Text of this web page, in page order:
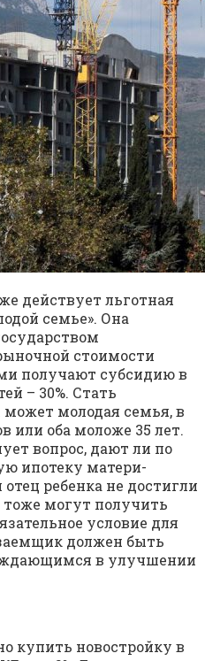
действует льготная
семье». Она
стоимости
получают субсидию в
– 30%. Стать
молодая семья, в
или оба моложе 35 лет.
вопрос, дают ли по
ипотеку матери-
ребенка не достигли
тоже могут получить
условие для
должен быть
в улучшении
купить новостройку в